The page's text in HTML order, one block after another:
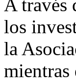
A través
los
la
mientras